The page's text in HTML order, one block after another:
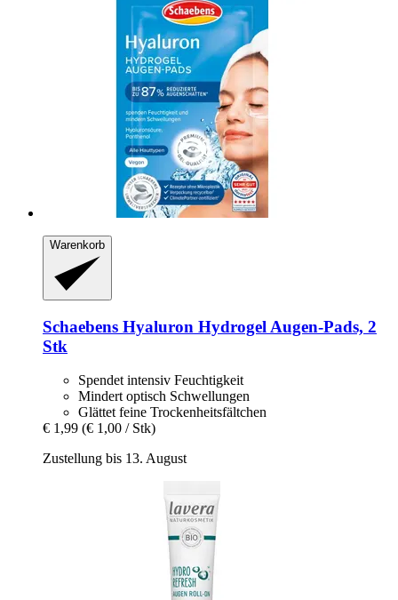
Warenkorb
Schaebens Hyaluron Hydrogel Augen-​Pads, 2
Stk
Spendet intensiv Feuchtigkeit
Mindert optisch Schwellungen
Glättet feine Trockenheitsfältchen
€ 1,99 (€ 1,00 / Stk)
Zustellung bis 13. August